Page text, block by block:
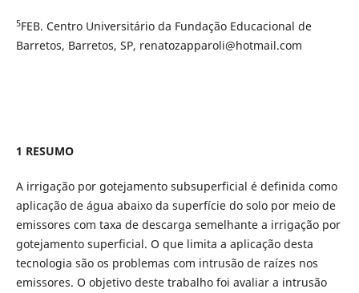
5FEB. Centro Universitário da Fundação Educacional de
Barretos, Barretos, SP, renatozapparoli@hotmail.com
1 RESUMO
A irrigação por gotejamento subsuperficial é definida como
aplicação de água abaixo da superfície do solo por meio de
emissores com taxa de descarga semelhante a irrigação por
gotejamento superficial. O que limita a aplicação desta
tecnologia são os problemas com intrusão de raízes nos
emissores. O objetivo deste trabalho foi avaliar a intrusão